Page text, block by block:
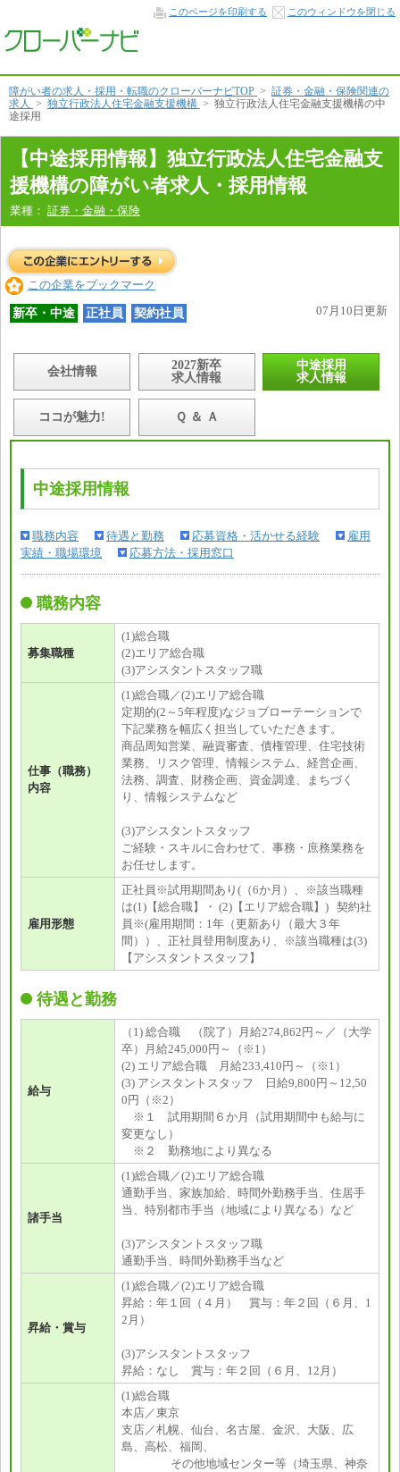
採
用
報
本
文
へ
このページを印刷する このウィンドウを閉じる
障がい者の求人・採用・転職のクローバーナビTOP > 証券・金融・保険関連の
求人 > 独立行政法人住宅金融支援機構 > 独立行政法人住宅金融支援機構の中
途採用
【中途採用情報】独立行政法人住宅金融支
援機構の障がい者求人・採用情報
業種： 証券・金融・保険
この企業をブックマーク
新卒・中途 正社員 契約社員 07月10日更新
会社情報
2027新卒
求人情報
中途採用
求人情報
ココが魅力! Ｑ ＆ Ａ
中途採用情報
職務内容 待遇と勤務 応募資格・活かせる経験
雇用
実績・職場環境
応募方法・採用窓口
職務内容
募集職種
(1)総合職
(2)エリア総合職
(3)アシスタントスタッフ職
仕事（職務）
内容
(1)総合職／(2)エリア総合職
定期的(2～5年程度)なジョブローテーションで
下記業務を幅広く担当していただきます。
商品周知営業、融資審査、債権管理、住宅技術
業務、リスク管理、情報システム、経営企画、
法務、調査、財務企画、資金調達、まちづく
り、情報システムなど
(3)アシスタントスタッフ
ご経験・スキルに合わせて、事務・庶務業務を
お任せします。
雇用形態
正社員※試用期間あり(（6か月）、※該当職種
は(1)【総合職】・ (2)【エリア総合職】) 契約社
員※(雇用期間：1年（更新あり（最大３年
間））、正社員登用制度あり、※該当職種は(3)
【アシスタントスタッフ】
待遇と勤務
給与
（1) 総合職 （院了）月給274,862円～／（大学
卒）月給245,000円～（※1）
(2) エリア総合職 月給233,410円～（※1）
(3) アシスタントスタッフ 日給9,800円～12,50
0円（※2）
※１ 試用期間６か月（試用期間中も給与に
変更なし）
※２ 勤務地により異なる
諸手当
(1)総合職／(2)エリア総合職
通勤手当、家族加給、時間外勤務手当、住居手
当、特別都市手当（地域により異なる）など
(3)アシスタントスタッフ職
通勤手当、時間外勤務手当など
昇給・賞与
(1)総合職／(2)エリア総合職
昇給：年１回（４月） 賞与：年２回（６月、1
2月）
(3)アシスタントスタッフ
昇給：なし 賞与：年２回（６月、12月）
(1)総合職
本店／東京
支店／札幌、仙台、名古屋、金沢、大阪、広
島、高松、福岡、
その他地域センター等（埼玉県、神奈